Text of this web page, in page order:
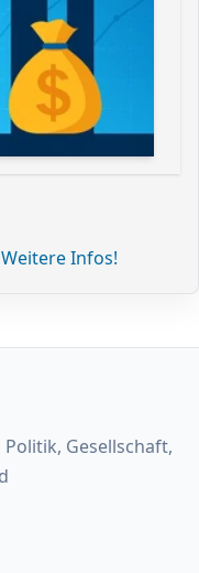
Weitere Infos!
Gesellschaft,